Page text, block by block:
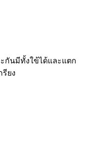
กันมีทั้งใข้ได้และแตก
รียง